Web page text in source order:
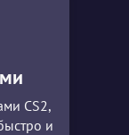
CS2,
и